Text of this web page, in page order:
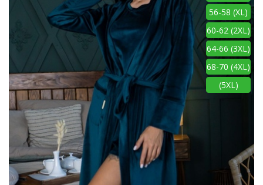
56-58 (XL)
60-62 (2XL)
64-66 (3XL)
68-70 (4XL)
(5XL)